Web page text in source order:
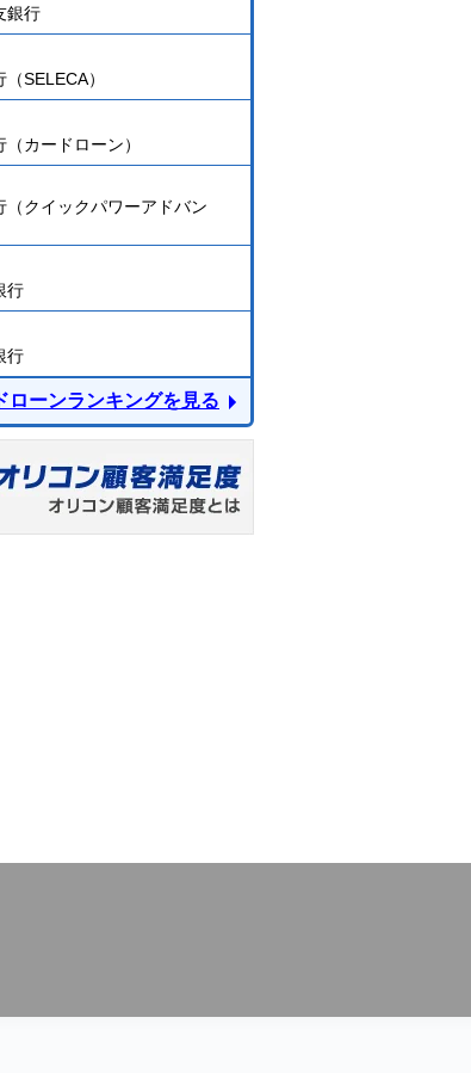
銀行
SELECA）
カードローン）
（クイックパワーアドバン
行
行
ローンランキングを見る